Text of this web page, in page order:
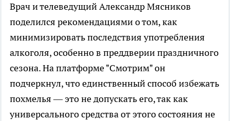
Врач и телеведущий Александр Мясников
поделился рекомендациями о том, как
минимизировать последствия употребления
алкоголя, особенно в преддверии праздничного
сезона. На платформе "Смотрим" он
подчеркнул, что единственный способ избежать
похмелья — это не допускать его, так как
универсального средства от этого состояния не